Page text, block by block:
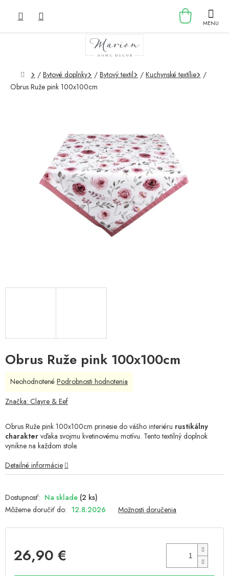
KOŠÍK
Domov
/ Bytové doplnky / Bytový textil / Kuchynské textílie
/
Obrus Ruže pink 100x100cm
Obrus Ruže pink 100x100cm
Na sklade (2 ks)
Môžeme doručiť do: 12.8.2026 Možnosti doručenia
26,90 €
Obrus Ruže pink 100x100cm prinesie do vášho interiéru rustikálny
charakter vďaka svojmu kvetinovému motívu. Tento textilný doplnok
vynikne na každom stole.
Detailné informácie
Priemerné
produktu
z
5
hviezdičiek.
Neohodnotené Podrobnosti hodnotenia
Značka: Clayre & Eef